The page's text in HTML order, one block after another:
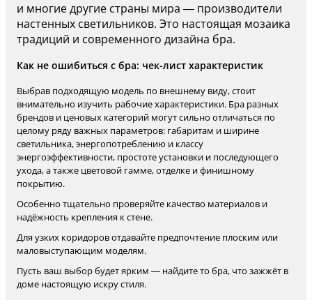
и многие другие страны мира — производители
настенных светильников. Это настоящая мозаика
традиций и современного дизайна бра.
Как не ошибиться с бра: чек-лист характеристик
Выбрав подходящую модель по внешнему виду, стоит
внимательно изучить рабочие характеристики. Бра разных
брендов и ценовых категорий могут сильно отличаться по
целому ряду важных параметров: габаритам и ширине
светильника, энергопотреблению и классу
энергоэффективности, простоте установки и последующего
ухода, а также цветовой гамме, отделке и финишному
покрытию.
Особенно тщательно проверяйте качество материалов и
надёжность крепления к стене.
Для узких коридоров отдавайте предпочтение плоским или
маловыступающим моделям.
Пусть ваш выбор будет ярким — найдите то бра, что зажжёт в
доме настоящую искру стиля.